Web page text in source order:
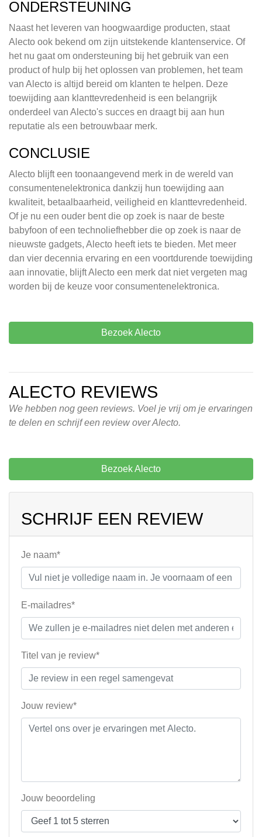
ONDERSTEUNING
Naast het leveren van hoogwaardige producten, staat
Alecto ook bekend om zijn uitstekende klantenservice. Of
het nu gaat om ondersteuning bij het gebruik van een
product of hulp bij het oplossen van problemen, het team
van Alecto is altijd bereid om klanten te helpen. Deze
toewijding aan klanttevredenheid is een belangrijk
onderdeel van Alecto's succes en draagt bij aan hun
reputatie als een betrouwbaar merk.
CONCLUSIE
Alecto blijft een toonaangevend merk in de wereld van
consumentenelektronica dankzij hun toewijding aan
kwaliteit, betaalbaarheid, veiligheid en klanttevredenheid.
Of je nu een ouder bent die op zoek is naar de beste
babyfoon of een technoliefhebber die op zoek is naar de
nieuwste gadgets, Alecto heeft iets te bieden. Met meer
dan vier decennia ervaring en een voortdurende toewijding
aan innovatie, blijft Alecto een merk dat niet vergeten mag
worden bij de keuze voor consumentenelektronica.
Bezoek Alecto
ALECTO REVIEWS
We hebben nog geen reviews. Voel je vrij om je ervaringen
te delen en schrijf een review over Alecto.
Bezoek Alecto
SCHRIJF EEN REVIEW
Je naam*
E-mailadres*
Titel van je review*
Jouw review*
Jouw beoordeling